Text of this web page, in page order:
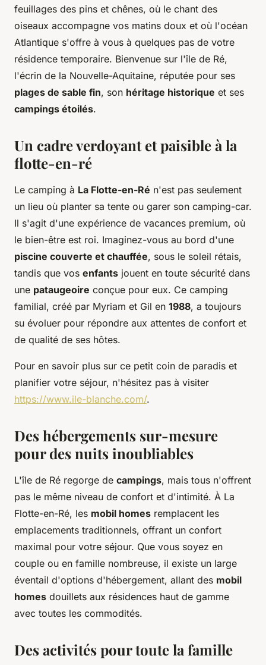
feuillages des pins et chênes, où le chant des
oiseaux accompagne vos matins doux et où l'océan
Atlantique s'offre à vous à quelques pas de votre
résidence temporaire. Bienvenue sur l'île de Ré,
l'écrin de la Nouvelle-Aquitaine, réputée pour ses
plages de sable fin, son héritage historique et ses
campings étoilés.
Un cadre verdoyant et paisible à la
flotte-en-ré
Le camping à La Flotte-en-Ré n'est pas seulement
un lieu où planter sa tente ou garer son camping-car.
Il s'agit d'une expérience de vacances premium, où
le bien-être est roi. Imaginez-vous au bord d'une
piscine couverte et chauffée, sous le soleil rétais,
tandis que vos enfants jouent en toute sécurité dans
une pataugeoire conçue pour eux. Ce camping
familial, créé par Myriam et Gil en 1988, a toujours
su évoluer pour répondre aux attentes de confort et
de qualité de ses hôtes.
Pour en savoir plus sur ce petit coin de paradis et
planifier votre séjour, n'hésitez pas à visiter
https://www.ile-blanche.com/.
Des hébergements sur-mesure
pour des nuits inoubliables
L'île de Ré regorge de campings, mais tous n'offrent
pas le même niveau de confort et d'intimité. À La
Flotte-en-Ré, les mobil homes remplacent les
emplacements traditionnels, offrant un confort
maximal pour votre séjour. Que vous soyez en
couple ou en famille nombreuse, il existe un large
éventail d'options d'hébergement, allant des mobil
homes douillets aux résidences haut de gamme
avec toutes les commodités.
Des activités pour toute la famille